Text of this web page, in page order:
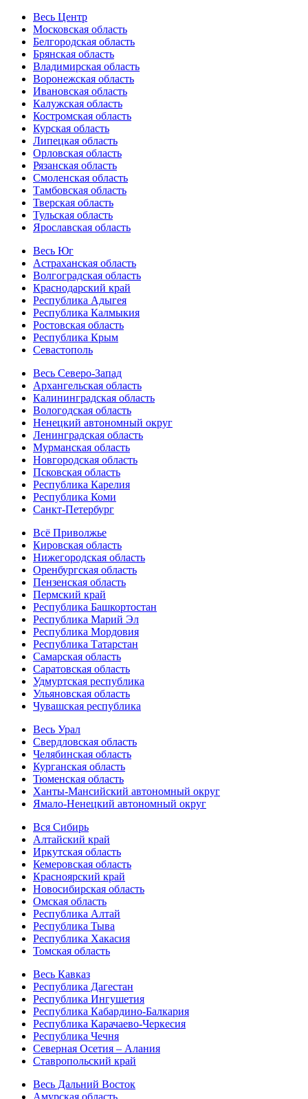
Весь Центр
Московская область
Белгородская область
Брянская область
Владимирская область
Воронежская область
Ивановская область
Калужская область
Костромская область
Курская область
Липецкая область
Орловская область
Рязанская область
Смоленская область
Тамбовская область
Тверская область
Тульская область
Ярославская область
Весь Юг
Астраханская область
Волгоградская область
Краснодарский край
Республика Адыгея
Республика Калмыкия
Ростовская область
Республика Крым
Севастополь
Весь Северо-Запад
Архангельская область
Калининградская область
Вологодская область
Ненецкий автономный округ
Ленинградская область
Мурманская область
Новгородская область
Псковская область
Республика Карелия
Республика Коми
Санкт-Петербург
Всё Приволжье
Кировская область
Нижегородская область
Оренбургская область
Пензенская область
Пермский край
Республика Башкортостан
Республика Марий Эл
Республика Мордовия
Республика Татарстан
Самарская область
Саратовская область
Удмуртская республика
Ульяновская область
Чувашская республика
Весь Урал
Свердловская область
Челябинская область
Курганская область
Тюменская область
Ханты-Мансийский автономный округ
Ямало-Ненецкий автономный округ
Вся Сибирь
Алтайский край
Иркутская область
Кемеровская область
Красноярский край
Новосибирская область
Омская область
Республика Алтай
Республика Тыва
Республика Хакасия
Томская область
Весь Кавказ
Республика Дагестан
Республика Ингушетия
Республика Кабардино-Балкария
Республика Карачаево-Черкесия
Республика Чечня
Северная Осетия – Алания
Ставропольский край
Весь Дальний Восток
Амурская область